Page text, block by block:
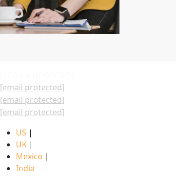
[email protected]
[email protected]
[email protected]
US |
UK |
Mexico |
India